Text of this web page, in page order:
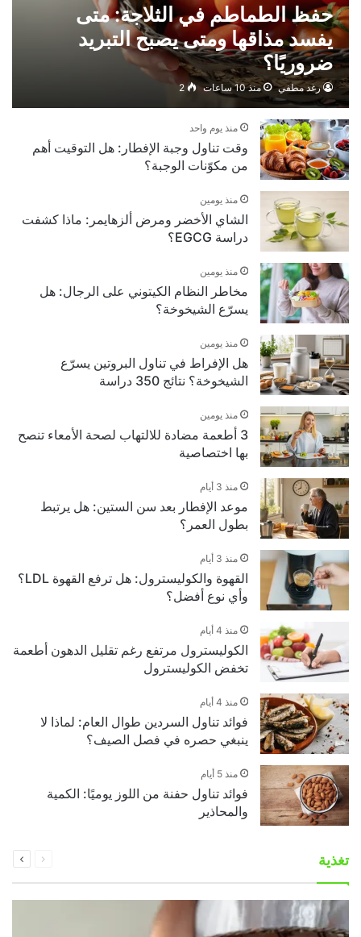
حفظ الطماطم في الثلاجة: متى
يفسد مذاقها ومتى يصبح التبريد
ضروريًا؟
رغد مطفي منذ 10 ساعات 2
منذ يوم واحد
وقت تناول وجبة الإفطار: هل التوقيت أهم
من مكوّنات الوجبة؟
منذ يومين
الشاي الأخضر ومرض ألزهايمر: ماذا كشفت
دراسة EGCG؟
منذ يومين
مخاطر النظام الكيتوني على الرجال: هل
يسرّع الشيخوخة؟
منذ يومين
هل الإفراط في تناول البروتين يسرّع
الشيخوخة؟ نتائج 350 دراسة
منذ يومين
3 أطعمة مضادة للالتهاب لصحة الأمعاء تنصح
بها اختصاصية
منذ 3 أيام
موعد الإفطار بعد سن الستين: هل يرتبط
بطول العمر؟
منذ 3 أيام
القهوة والكوليسترول: هل ترفع القهوة LDL؟
وأي نوع أفضل؟
منذ 4 أيام
الكوليسترول مرتفع رغم تقليل الدهون أطعمة
تخفض الكوليسترول
منذ 4 أيام
فوائد تناول السردين طوال العام: لماذا لا
ينبغي حصره في فصل الصيف؟
منذ 5 أيام
فوائد تناول حفنة من اللوز يوميًا: الكمية
والمحاذير
تغذية الصفحةالصفحة